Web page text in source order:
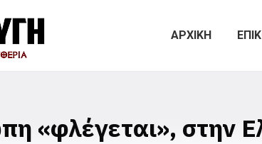
ΑΡΧΙΚΗ
«φλέγεται», στην